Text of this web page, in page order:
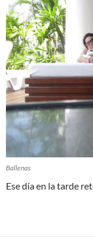
Ballenas
Ese día en la tarde